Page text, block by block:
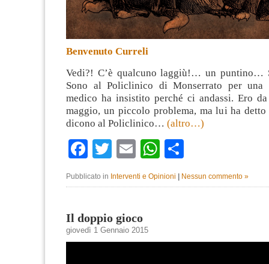
Benvenuto Curreli
Vedi?! C’è qualcuno laggiù!… un puntino…
Sono al Policlinico di Monserrato per
medico ha insistito perché ci andassi. Ero
maggio, un piccolo problema, ma lui ha
dicono al Policlinico… (altro…)
Facebook
TwitterEmailWhatsApp
Pubblicato in Interventi e Opinioni Nessun commento »
Il doppio gioco
giovedì 1 Gennaio 2015